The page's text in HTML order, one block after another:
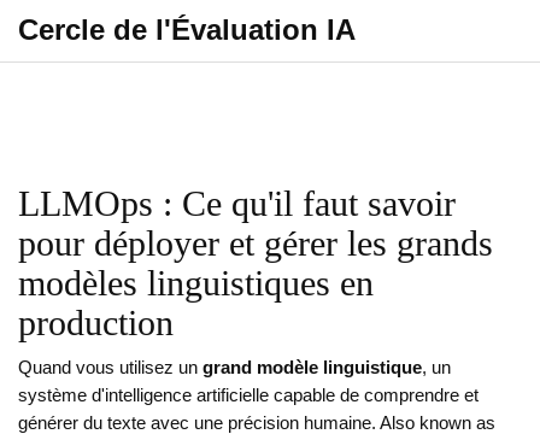
Cercle de l'Évaluation IA
LLMOps : Ce qu'il faut savoir
pour déployer et gérer les grands
modèles linguistiques en
production
Quand vous utilisez un grand modèle linguistique, un
système d'intelligence artificielle capable de comprendre et
générer du texte avec une précision humaine. Also known as